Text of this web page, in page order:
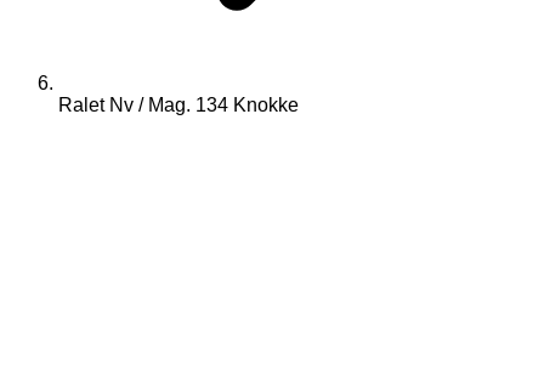
Ralet Nv / Mag. 134 Knokke